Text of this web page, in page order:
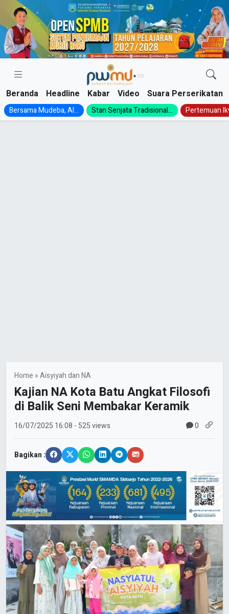
Skip
content
Beranda Headline Kabar Video Suara Perserikatan
Bersama Mudeba, Al... Stan Senjata Tradisional... Pertemuan
Home »Aisyiyah dan NA
Kajian NA Kota Batu Angkat Filosofi
di Balik Seni Membakar Keramik
16/07/2025 16:08 - 525 views 0
Bagikan :